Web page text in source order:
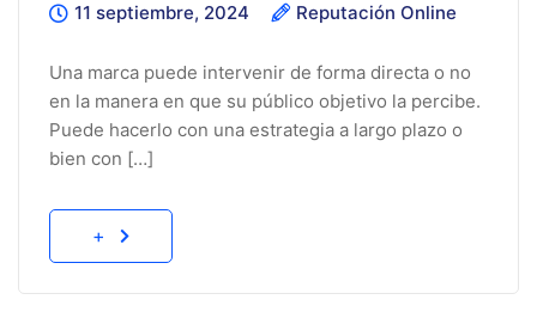
11 septiembre, 2024 Reputación Online
Una marca puede intervenir de forma directa o no
en la manera en que su público objetivo la percibe.
Puede hacerlo con una estrategia a largo plazo o
bien con […]
+